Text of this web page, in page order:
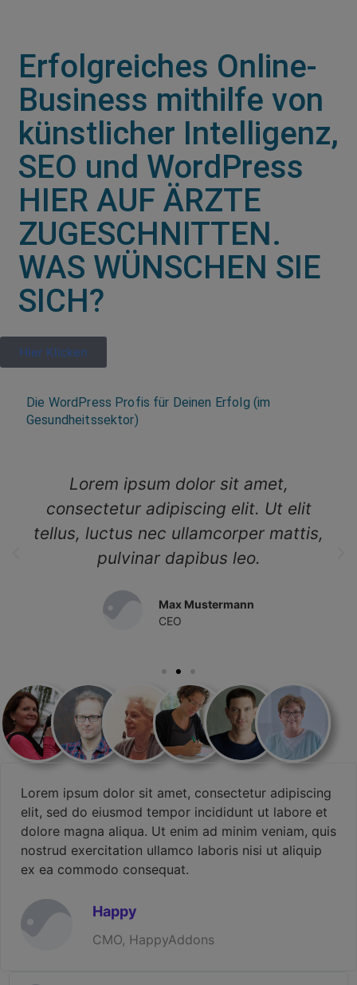
Erfolgreiches Online-
Business mithilfe von
künstlicher Intelligenz,
SEO und WordPress
HIER AUF ÄRZTE
ZUGESCHNITTEN.
WAS WÜNSCHEN SIE
SICH?
Hier Klicken
Die WordPress Profis für Deinen Erfolg (im
Gesundheitssektor)
Lorem ipsum dolor sit amet,
consectetur adipiscing elit. Ut elit
tellus, luctus nec ullamcorper mattis,
pulvinar dapibus leo.
Max Mustermann
CEO
Lorem ipsum dolor sit amet, consectetur adipiscing
elit, sed do eiusmod tempor incididunt ut labore et
dolore magna aliqua. Ut enim ad minim veniam, quis
nostrud exercitation ullamco laboris nisi ut aliquip
ex ea commodo consequat.
Happy
CMO, HappyAddons